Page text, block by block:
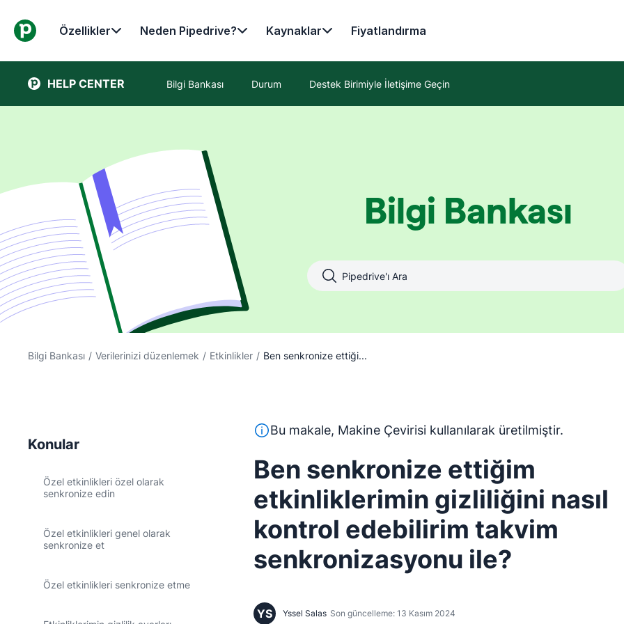
Özellikler Neden Pipedrive? Kaynaklar Fiyatlandırma
HELP CENTER Bilgi Bankası Durum Destek Birimiyle İletişime Geçin
Bilgi Bankası
Bilgi Bankası / Verilerinizi düzenlemek / Etkinlikler / Ben senkronize ettiği...
Konular
Özel etkinlikleri özel olarak
senkronize edin
Özel etkinlikleri genel olarak
senkronize et
Özel etkinlikleri senkronize etme
Bu metin, İngilizceden Makine Çevirisi aracı kullanılarak
Bu makale, Makine Çevirisi kullanılarak üretilmiştir.
Ben senkronize ettiğim
etkinliklerimin gizliliğini nasıl
kontrol edebilirim takvim
senkronizasyonu ile?
YS Yssel Salas Son güncelleme: 13 Kasım 2024